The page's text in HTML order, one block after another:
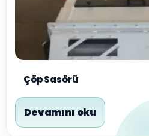
Çöp Sasörü
Devamını oku